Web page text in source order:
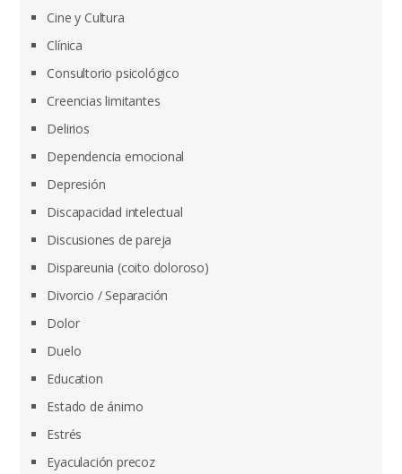
Cine y Cultura
Clínica
Consultorio psicológico
Creencias limitantes
Delirios
Dependencia emocional
Depresión
Discapacidad intelectual
Discusiones de pareja
Dispareunia (coito doloroso)
Divorcio / Separación
Dolor
Duelo
Education
Estado de ánimo
Estrés
Eyaculación precoz